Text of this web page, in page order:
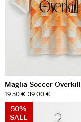
Maglia Soccer Overkill
19.50 € 39.00 €
50%
SALE